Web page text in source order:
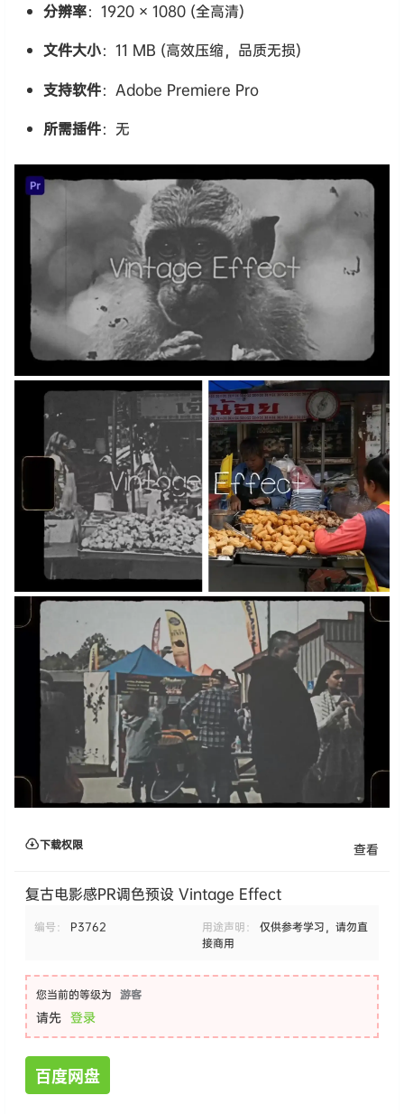
分辨率：1920 × 1080 (全高清)
文件大小：11 MB (高效压缩，品质无损)
支持软件：Adobe Premiere Pro
所需插件：无
下载权限 查看
复古电影感PR调色预设 Vintage Effect
编号： P3762 用途声明：
仅供参考学习，请勿直
接商用
您当前的等级为 游客
请先 登录
百度网盘